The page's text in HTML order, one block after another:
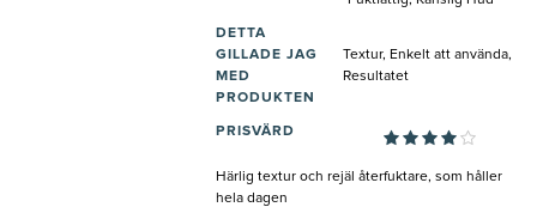
DETTA
GILLADE JAG
MED
PRODUKTEN
Textur, Enkelt att använda,
Resultatet
PRISVÄRD
Härlig textur och rejäl återfuktare, som håller
hela dagen